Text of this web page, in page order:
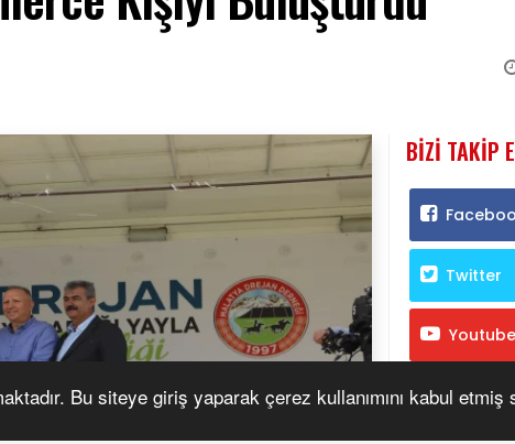
Bu siteye giriş yaparak çerez kullanımını kabul etmiş
BIZI TAKIP
Twitter
Youtube
ANKETE